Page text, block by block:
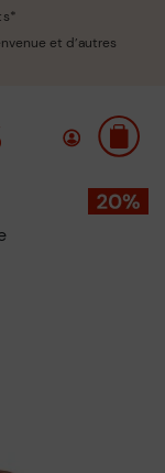
et d’autres